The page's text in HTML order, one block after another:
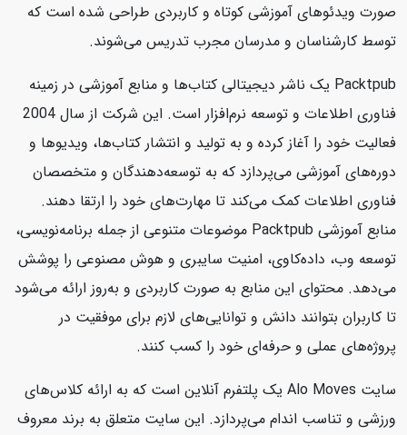
صورت ویدئوهای آموزشی کوتاه و کاربردی طراحی شده است که
توسط کارشناسان و مدرسان مجرب تدریس می‌شوند.
Packtpub یک ناشر دیجیتالی کتاب‌ها و منابع آموزشی در زمینه
فناوری اطلاعات و توسعه نرم‌افزار است. این شرکت از سال 2004
فعالیت خود را آغاز کرده و به تولید و انتشار کتاب‌ها، ویدیوها و
دوره‌های آموزشی می‌پردازد که به توسعه‌دهندگان و متخصصان
فناوری اطلاعات کمک می‌کند تا مهارت‌های خود را ارتقا دهند.
منابع آموزشی Packtpub موضوعات متنوعی از جمله برنامه‌نویسی،
توسعه وب، داده‌کاوی، امنیت سایبری و هوش مصنوعی را پوشش
می‌دهد. محتوای این منابع به صورت کاربردی و به‌روز ارائه می‌شود
تا کاربران بتوانند دانش و توانایی‌های لازم برای موفقیت در
پروژه‌های عملی و حرفه‌ای خود را کسب کنند.
سایت Alo Moves یک پلتفرم آنلاین است که به ارائه کلاس‌های
ورزشی و تناسب اندام می‌پردازد. این سایت متعلق به برند معروف